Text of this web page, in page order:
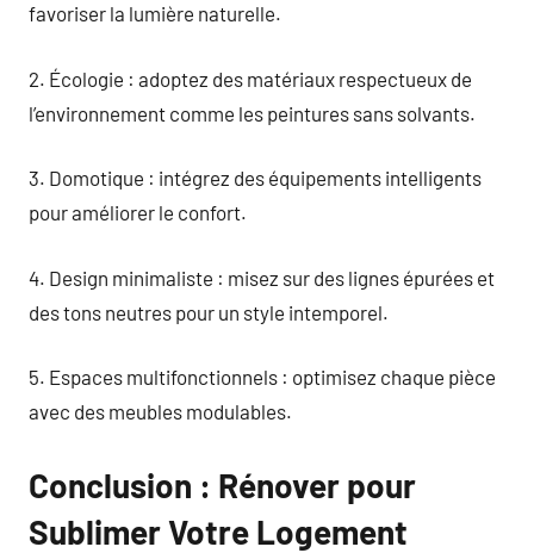
favoriser la lumière naturelle.
2. Écologie : adoptez des matériaux respectueux de
l’environnement comme les peintures sans solvants.
3. Domotique : intégrez des équipements intelligents
pour améliorer le confort.
4. Design minimaliste : misez sur des lignes épurées et
des tons neutres pour un style intemporel.
5. Espaces multifonctionnels : optimisez chaque pièce
avec des meubles modulables.
Conclusion : Rénover pour
Sublimer Votre Logement